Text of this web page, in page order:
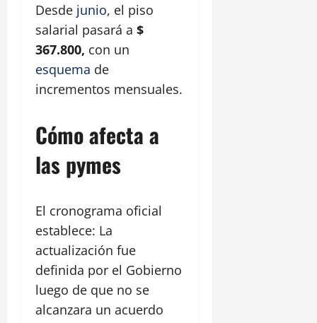
Desde junio, el piso
salarial pasará a $
367.800, con un
esquema de
incrementos mensuales.
Cómo afecta a
las pymes
El cronograma oficial
establece: La
actualización fue
definida por el Gobierno
luego de que no se
alcanzara un acuerdo